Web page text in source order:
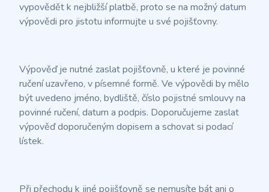
vypovědět k nejbližší platbě, proto se na možný datum
výpovědi pro jistotu informujte u své pojišťovny.
Výpověď je nutné zaslat pojišťovně, u které je povinné
ručení uzavřeno, v písemné formě. Ve výpovědi by mělo
být uvedeno jméno, bydliště, číslo pojistné smlouvy na
povinné ručení, datum a podpis. Doporučujeme zaslat
výpověď doporučeným dopisem a schovat si podací
lístek.
Při přechodu k jiné pojišťovně se nemusíte bát ani o